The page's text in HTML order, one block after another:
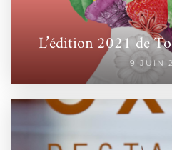
L’édition 2021 de
9 JUIN